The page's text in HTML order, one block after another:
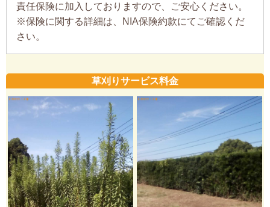
責任保険に加入しておりますので、ご安心ください。
※保険に関する詳細は、NIA保険約款にてご確認くだ
さい。
草刈りサービス料金